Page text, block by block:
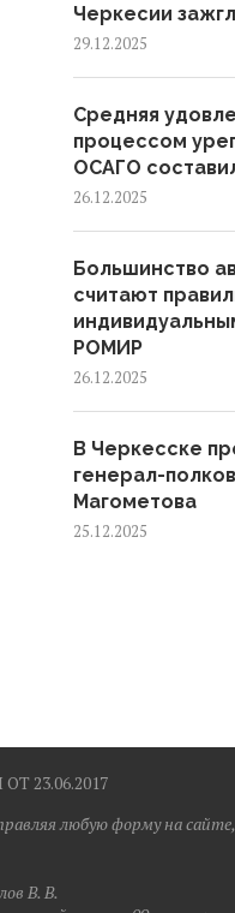
Черкесии
29.12.2025
Средняя
процессом
ОСАГО
26.12.2025
Большинство
считают
РОМИР
26.12.2025
В Черкесске
генерал-
Магометова
25.12.2025
23.06.2017
любую форму на
B. B.